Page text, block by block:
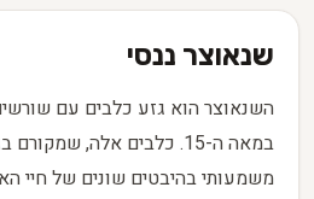
שנאוצר ננסי
השנאוצר הוא גזע כלבים עם
במאה ה-15. כלבים אלה,
משמעותי בהיבטים שונים של חיי